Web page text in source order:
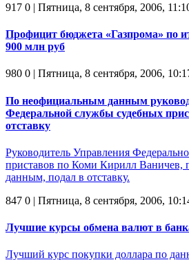
917 0 | Пятница, 8 сентября, 2006,
Профицит бюджета «Газпрома» по
900 млн руб
980 0 | Пятница, 8 сентября, 2006,
По неофициальным данным
Федеральной службы судебных
отставку
Руководитель Управления
приставов по Коми Кирилл Ваничев,
данным, подал в отставку.
847 0 | Пятница, 8 сентября, 2006,
Лучшие курсы обмена валют в
Лучший курс покупки доллара по